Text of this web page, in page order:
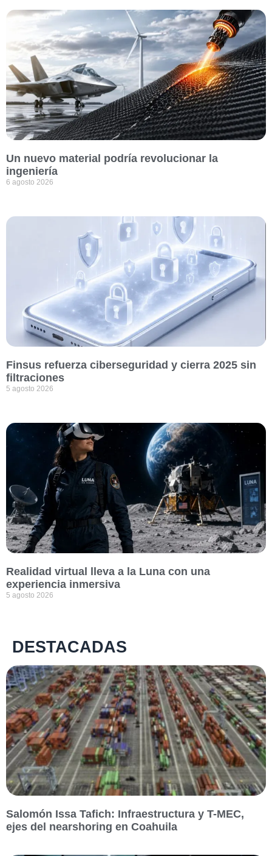
Un nuevo material podría revolucionar la
ingeniería
6 agosto 2026
Finsus refuerza ciberseguridad y cierra 2025 sin
filtraciones
5 agosto 2026
Realidad virtual lleva a la Luna con una
experiencia inmersiva
5 agosto 2026
DESTACADAS
Salomón Issa Tafich: Infraestructura y T-MEC,
ejes del nearshoring en Coahuila